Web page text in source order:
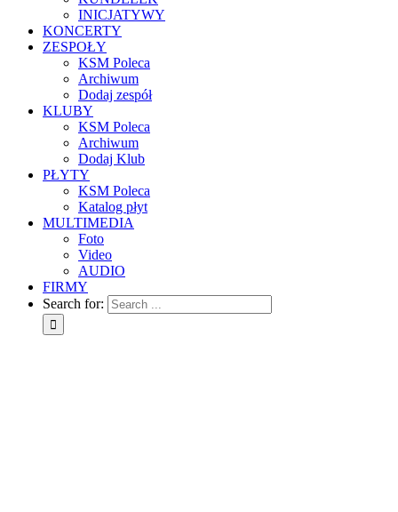
INICJATYWY
KONCERTY
ZESPOŁY
KSM Poleca
Archiwum
Dodaj zespół
KLUBY
KSM Poleca
Archiwum
Dodaj Klub
PŁYTY
KSM Poleca
Katalog płyt
MULTIMEDIA
Foto
Video
AUDIO
FIRMY
Search for: